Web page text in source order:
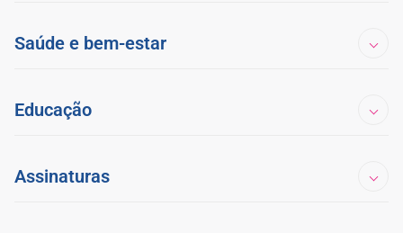
Saúde e bem-estar
Educação
Assinaturas